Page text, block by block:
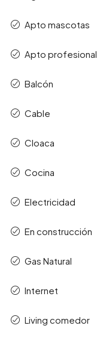
Apto mascotas
Apto profesional
Balcón
Cable
Cloaca
Cocina
Electricidad
En construcción
Gas Natural
Internet
Living comedor